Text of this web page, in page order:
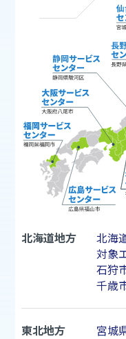
北海道地方
北海
対象
石狩
千歳
東北地方
宮城